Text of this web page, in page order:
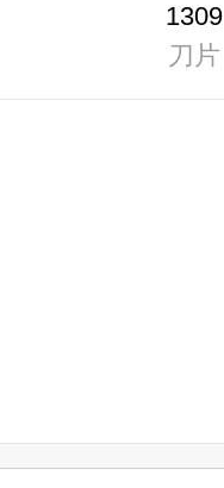
1309
刀片